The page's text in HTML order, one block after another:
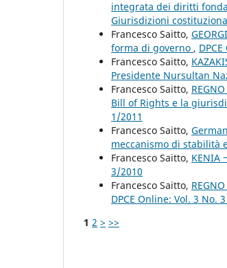
integrata dei diritti
Giurisdizioni
Francesco Saitto,
forma di governo ,
Francesco Saitto,
Presidente Nursultan
Francesco Saitto,
Bill of Rights e la
1/2011
Francesco Saitto,
meccanismo di stabilità
Francesco Saitto, KENIA
3/2010
Francesco Saitto,
DPCE Online: Vol. 3 No.
1 2 > >>